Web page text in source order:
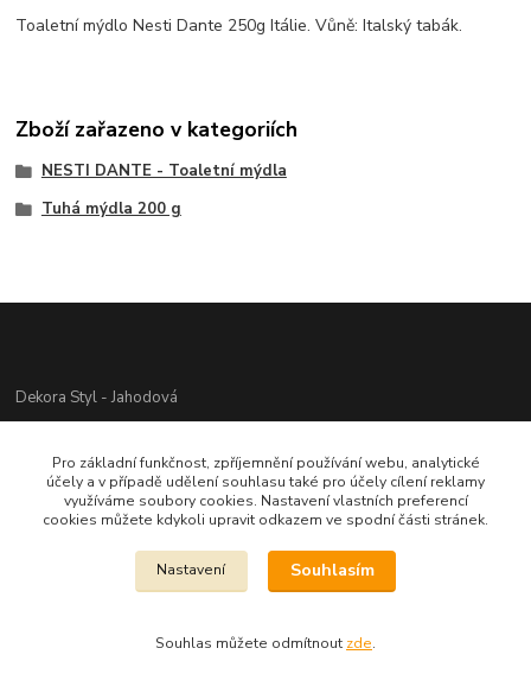
Toaletní mýdlo Nesti Dante 250g Itálie. Vůně: Italský tabák.
Zboží zařazeno v kategoriích
NESTI DANTE - Toaletní mýdla
Tuhá mýdla 200 g
Dekora Styl - Jahodová
721312944
info@zbozi-darky.cz
Pro základní funkčnost, zpříjemnění používání webu, analytické
účely a v případě udělení souhlasu také pro účely cílení reklamy
využíváme soubory cookies. Nastavení vlastních preferencí
cookies můžete kdykoli upravit odkazem ve spodní části stránek.
Nastavení Souhlasím
Souhlas můžete odmítnout zde.